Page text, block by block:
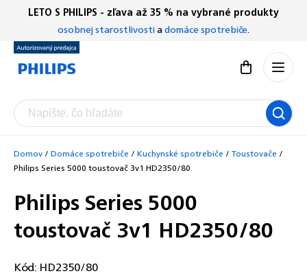
Prejsť
obsah
LETO S PHILIPS - zľava až 35 % na vybrané produkty
osobnej starostlivostiadomáce spotrebiče.
Nákupný
Domov/Domáce spotrebiče /Kuchynské spotrebiče /Toustovače /
Philips Series 5000 toustovač 3v1 HD2350/80
Philips Series 5000
toustovač 3v1 HD2350/80
Kód: HD2350/80
Chatbot Filip
Autorizovaný predajce